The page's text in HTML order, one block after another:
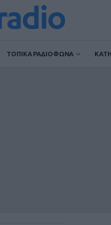
ΤΟΠΙΚΑ ΡΑΔΙΟΦΩΝΑ